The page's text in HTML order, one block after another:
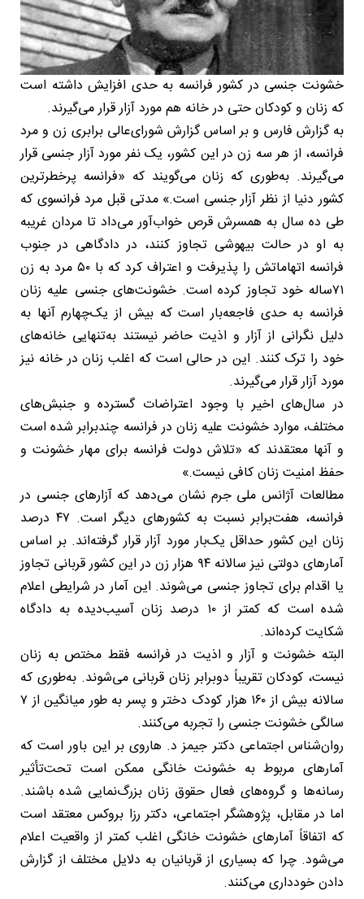
خشونت جنسی در کشور فرانسه به حدی افزایش داشته است
که زنان و کودکان حتی در خانه هم مورد آزار قرار می‌گیرند.
به گزارش فارس و بر اساس گزارش شورای‌عالی برابری زن و مرد
فرانسه، از هر سه زن در این کشور، یک نفر مورد آزار جنسی قرار
می‌گیرند. به‌طوری که زنان می‌گویند که «فرانسه پرخطرترین
کشور دنیا از نظر آزار جنسی است.» مدتی قبل مرد فرانسوی که
طی ده سال به همسرش قرص خواب‌آور می‌داد تا مردان غریبه
به او در حالت بیهوشی تجاوز کنند، در دادگاهی در جنوب
فرانسه اتهاماتش را پذیرفت و اعتراف کرد که با ۵۰ مرد به زن
۷۱ساله خود تجاوز کرده است. خشونت‌های جنسی علیه زنان
فرانسه به حدی فاجعه‌بار است که بیش از یک‌چهارم آنها به
دلیل نگرانی از آزار و اذیت حاضر نیستند به‌تنهایی خانه‌های
خود را ترک کنند. این در حالی است که اغلب زنان در خانه نیز
مورد آزار قرار می‌گیرند.
در سال‌های اخیر با وجود اعتراضات گسترده و جنبش‌های
مختلف، موارد خشونت علیه زنان در فرانسه چندبرابر شده است
و آنها معتقدند که «تلاش دولت فرانسه برای مهار خشونت و
حفظ امنیت زنان کافی نیست.»
مطالعات آژانس ملی جرم نشان می‌دهد که آزارهای جنسی در
فرانسه، هفت‌برابر نسبت به کشورهای دیگر است. ۴۷ درصد
زنان این کشور حداقل یک‌بار مورد آزار قرار گرفته‌اند. بر اساس
آمارهای دولتی نیز سالانه ۹۴ هزار زن در این کشور قربانی تجاوز
یا اقدام برای تجاوز جنسی می‌شوند. این آمار در شرایطی اعلام
شده است که کمتر از ۱۰ درصد زنان آسیب‌دیده به دادگاه
شکایت کرده‌اند.
البته خشونت و آزار و اذیت در فرانسه فقط مختص به زنان
نیست، کودکان تقریباً دوبرابر زنان قربانی می‌شوند. به‌طوری که
سالانه بیش از ۱۶۰ هزار کودک دختر و پسر به طور میانگین از ۷
سالگی خشونت جنسی را تجربه می‌کنند.
روان‌شناس اجتماعی دکتر جیمز د. هاروی بر این باور است که
آمارهای مربوط به خشونت خانگی ممکن است تحت‌تأثیر
رسانه‌ها و گروه‌های فعال حقوق زنان بزرگ‌نمایی شده باشند.
اما در مقابل، پژوهشگر اجتماعی، دکتر رزا بروکس معتقد است
که اتفاقاً آمارهای خشونت خانگی اغلب کمتر از واقعیت اعلام
می‌شود. چرا که بسیاری از قربانیان به دلایل مختلف از گزارش
‌دادن خودداری می‌کنند.